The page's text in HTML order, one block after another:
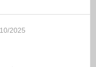
2025